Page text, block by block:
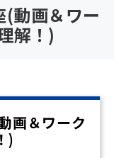
(動画＆ワー
解！)
画＆ワーク
)